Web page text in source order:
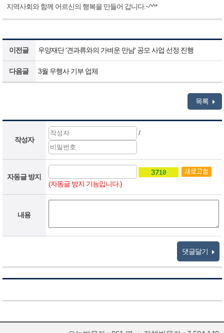
지역사회와 함께 어르신의 행복을 만들어 갑니다.~^^*
이전글 우양재단 '견과류와의 가벼운 만남' 공모 사업 선정 진행
다음글 3월 우행사 기부 업체
목록
작성자
/
자동글 방지
(자동글 방지 기능입니다.)
내용
댓글달기